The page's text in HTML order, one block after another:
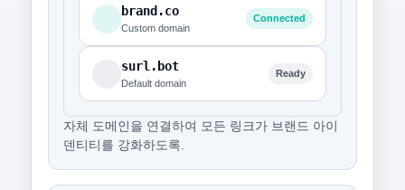
brand.co
Custom domain
Connected
surl.bot
Default domain
Ready
자체 도메인을 연결하여 모든 링크가 브랜드 아이
덴티티를 강화하도록.